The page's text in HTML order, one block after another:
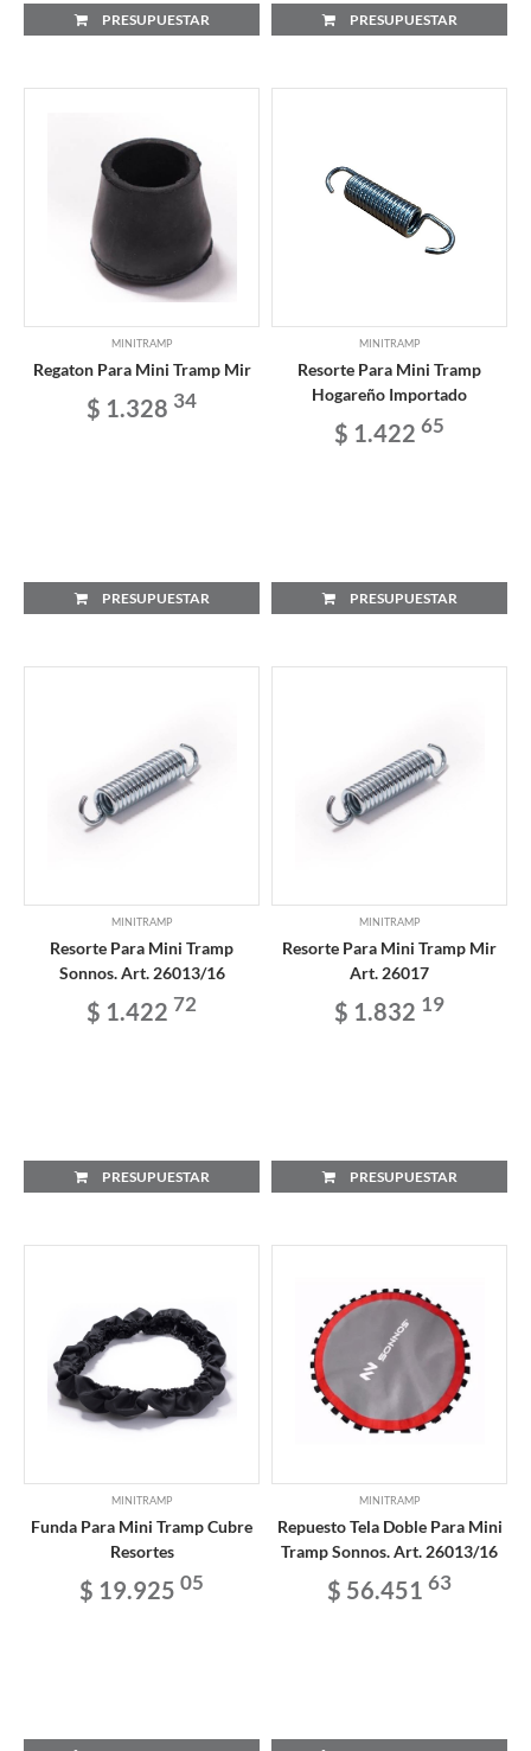
PRESUPUESTAR PRESUPUESTAR
MINITRAMP
Regaton Para Mini Tramp Mir
$ 1.328 34
PRESUPUESTAR
MINITRAMP
Resorte Para Mini Tramp
Hogareño Importado
$ 1.422 65
PRESUPUESTAR
MINITRAMP
Resorte Para Mini Tramp
Sonnos. Art. 26013/16
$ 1.422 72
PRESUPUESTAR
MINITRAMP
Resorte Para Mini Tramp Mir
Art. 26017
$ 1.832 19
PRESUPUESTAR
MINITRAMP
Funda Para Mini Tramp Cubre
Resortes
$ 19.925 05
MINITRAMP
Repuesto Tela Doble Para Mini
Tramp Sonnos. Art. 26013/16
$ 56.451 63